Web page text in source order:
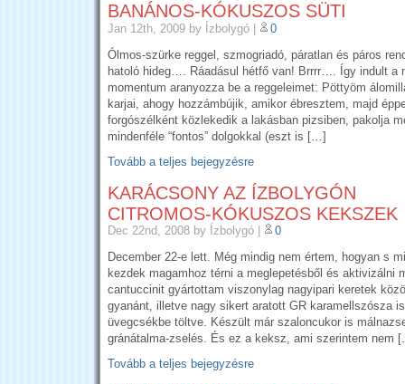
BANÁNOS-KÓKUSZOS SÜTI
Jan 12th, 2009 by Ízbolygó |
0
Ólmos-szürke reggel, szmogriadó, páratlan és páros
hatoló hideg…. Ráadásul hétfő van! Brrrr…. Így indult a
momentum aranyozza be a reggeleimet: Pöttyöm
karjai, ahogy hozzámbújik, amikor ébresztem, majd
forgószélként közlekedik a lakásban pizsiben, pakolja
mindenféle “fontos” dolgokkal (eszt is […]
Tovább a teljes bejegyzésre
KARÁCSONY AZ ÍZBOLYGÓN
CITROMOS-KÓKUSZOS KEKSZEK
Dec 22nd, 2008 by Ízbolygó
0
December 22-e lett. Még mindig nem értem, hogyan s
kezdek magamhoz térni a meglepetésből és aktivizálni
cantuccinit gyártottam viszonylag nagyipari keretek
gyanánt, illetve nagy sikert aratott GR karamellszósza
üvegcsékbe töltve. Készült már szaloncukor is
gránátalma-zselés. És ez a keksz, ami szerintem nem
Tovább a teljes bejegyzésre